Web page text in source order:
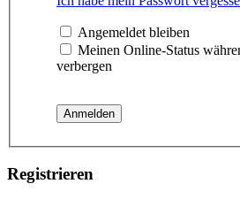
Angemeldet bleiben
Meinen Online-Status
verbergen
Registrieren